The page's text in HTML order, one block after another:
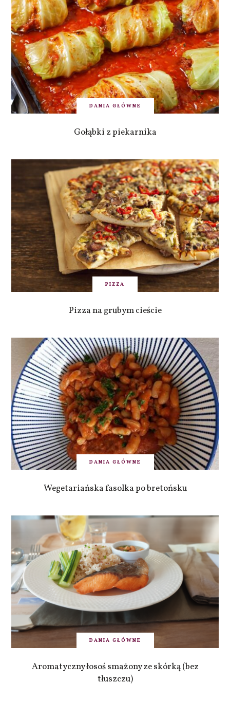
DANIA GŁÓWNE
Gołąbki z piekarnika
PIZZA
Pizza na grubym cieście
DANIA GŁÓWNE
Wegetariańska fasolka po bretońsku
DANIA GŁÓWNE
Aromatyczny łosoś smażony ze skórką (bez
tłuszczu)